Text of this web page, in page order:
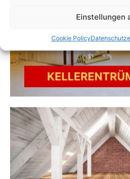
Einstellungen
Cookie Policy